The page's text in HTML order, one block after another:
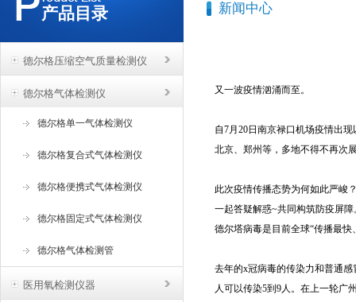
产品目录
德尔格压缩空气质量检测仪
德尔格气体检测仪
德尔格单一气体检测仪
德尔格复合式气体检测仪
德尔格便携式气体检测仪
德尔格固定式气体检测仪
德尔格气体检测管
医用氧检测仪器
新闻中心
又一波疫情汹涌而至。
自7月20日南京禄口机场疫情出
北京、郑州等，多地不得不再次
此次疫情传播态势为何如此严峻
一起答疑解惑~共同构筑防疫屏障
德尔塔病毒是目前全球“传播最
去年的x冠病毒的传染力和普通
人可以传染5到9人。在上一轮广